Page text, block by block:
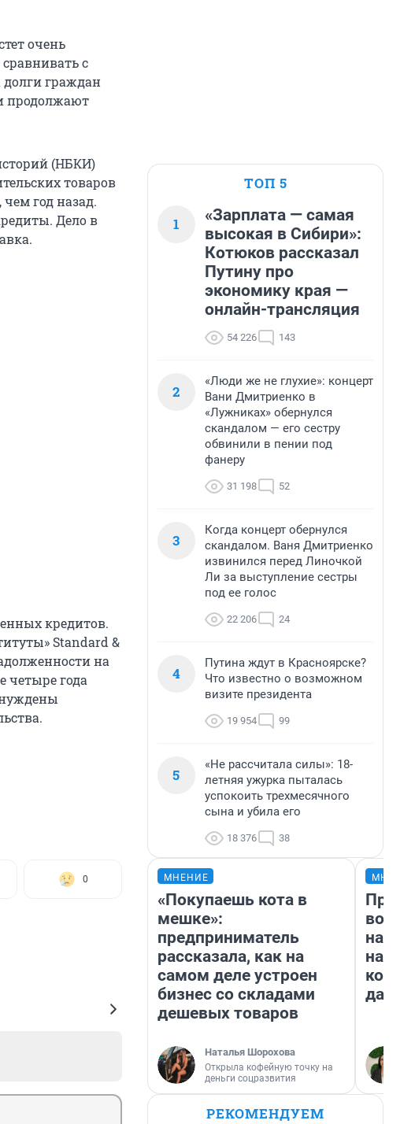
очень
с
долги граждан
продолжают
(НБКИ)
товаров
чем год назад.
Дело в
кредитов.
Standard &
на
четыре года
0
ТОП 5
1
«Зарплата — самая
высокая в Сибири»:
Котюков рассказал
Путину про
экономику края —
онлайн-трансляция
54 226 143
2
«Люди же не глухие»: концерт
Вани Дмитриенко в
«Лужниках» обернулся
скандалом — его сестру
обвинили в пении под
фанеру
31 198 52
3
Когда концерт обернулся
скандалом. Ваня Дмитриенко
извинился перед Линочкой
Ли за выступление сестры
под ее голос
22 206 24
4
Путина ждут в Красноярске?
Что известно о возможном
визите президента
19 954 99
5
«Не рассчитала силы»: 18-
летняя ужурка пыталась
успокоить трехмесячного
сына и убила его
18 376 38
МНЕНИЕ
«Покупаешь кота в
мешке»:
предприниматель
рассказала, как на
самом деле устроен
бизнес со складами
дешевых товаров
Наталья Шорохова
Открыла кофейную точку на
деньги соцразвития
нам
даже
РЕКОМЕНДУЕМ